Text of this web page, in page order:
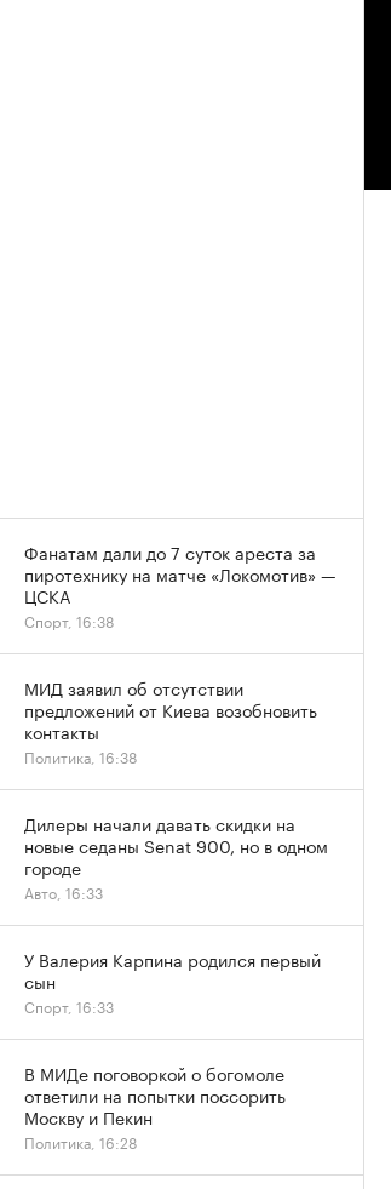
Фанатам дали до 7 суток ареста за
пиротехнику на матче «Локомотив» —
ЦСКА
Спорт, 16:38
МИД заявил об отсутствии
предложений от Киева возобновить
контакты
Политика, 16:38
Дилеры начали давать скидки на
новые седаны Senat 900, но в одном
городе
Авто, 16:33
У Валерия Карпина родился первый
сын
Спорт, 16:33
В МИДе поговоркой о богомоле
ответили на попытки поссорить
Москву и Пекин
Политика, 16:28